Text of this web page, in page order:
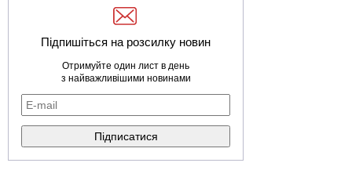
Підпишіться на розсилку новин
Отримуйте один лист в день
з найважливішими новинами